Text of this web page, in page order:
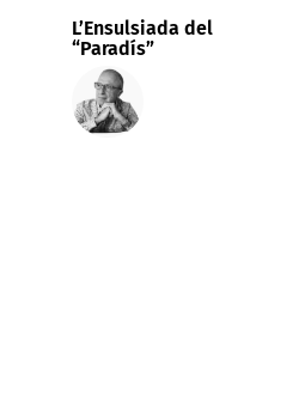
L’Ensulsiada del
“Paradís”